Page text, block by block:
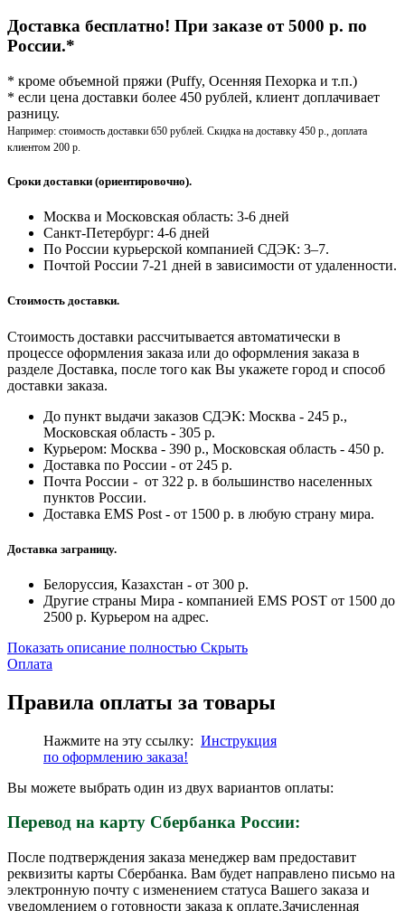
Доставка бесплатно! При заказе от 5000 р. по
России.*
* кроме объемной пряжи (Puffy, Осенняя Пехорка и т.п.)
* если цена доставки более 450 рублей, клиент доплачивает
разницу.
Например: стоимость доставки 650 рублей. Скидка на доставку 450 р., доплата
клиентом 200 р.
Сроки доставки (ориентировочно).
Москва и Московская область: 3-6 дней
Санкт-Петербург: 4-6 дней
По России курьерской компанией СДЭК: 3–7.
Почтой России 7-21 дней в зависимости от удаленности.
Стоимость доставки.
Стоимость доставки рассчитывается автоматически в
процессе оформления заказа или до оформления заказа в
разделе Доставка, после того как Вы укажете город и способ
доставки заказа.
До пункт выдачи заказов СДЭК: Москва - 245 р.,
Московская область - 305 р.
Курьером: Москва - 390 р., Московская область - 450 р.
Доставка по России - от 245 р.
Почта России - от 322 р. в большинство населенных
пунктов России.
Доставка EMS Post - от 1500 р. в любую страну мира.
Доставка заграницу.
Белоруссия, Казахстан - от 300 р.
Другие страны Мира - компанией EMS POST от 1500 до
2500 р. Курьером на адрес.
Показать описание полностью Скрыть
Оплата
Правила оплаты за товары
Нажмите на эту ссылку: Инструкция
по оформлению заказа!
Вы можете выбрать один из двух вариантов оплаты:
Перевод на карту Сбербанка России:
После подтверждения заказа менеджер вам предоставит
реквизиты карты Сбербанка. Вам будет направлено письмо на
электронную почту с изменением статуса Вашего заказа и
уведомлением о готовности заказа к оплате.Зачисленная